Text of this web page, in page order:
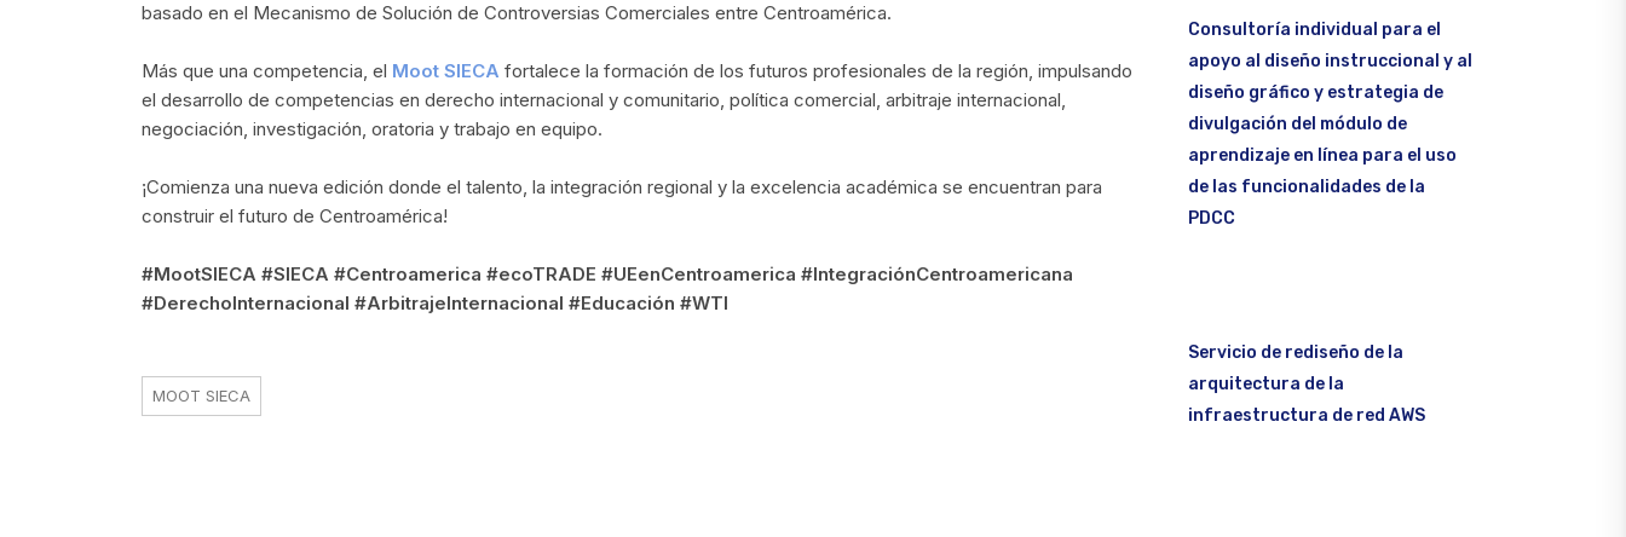
basado en el Mecanismo de Solución de Controversias Comerciales entre Centroamérica.
Más que una competencia, el Moot SIECA fortalece la formación de los futuros profesionales de la región, impulsando
el desarrollo de competencias en derecho internacional y comunitario, política comercial, arbitraje internacional,
negociación, investigación, oratoria y trabajo en equipo.
¡Comienza una nueva edición donde el talento, la integración regional y la excelencia académica se encuentran para
construir el futuro de Centroamérica!
#MootSIECA #SIECA #Centroamerica #ecoTRADE #UEenCentroamerica #IntegraciónCentroamericana
#DerechoInternacional #ArbitrajeInternacional #Educación #WTI
MOOT SIECA
Consultoría individual para el
apoyo al diseño instruccional y al
diseño gráfico y estrategia de
divulgación del módulo de
aprendizaje en línea para el uso
de las funcionalidades de la
PDCC
Servicio de rediseño de la
arquitectura de la
infraestructura de red AWS